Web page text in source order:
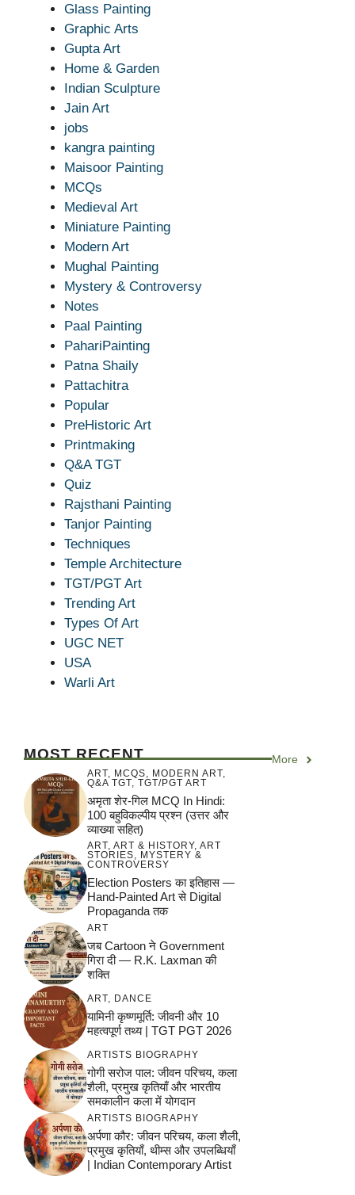
Glass Painting
Graphic Arts
Gupta Art
Home & Garden
Indian Sculpture
Jain Art
jobs
kangra painting
Maisoor Painting
MCQs
Medieval Art
Miniature Painting
Modern Art
Mughal Painting
Mystery & Controversy
Notes
Paal Painting
PahariPainting
Patna Shaily
Pattachitra
Popular
PreHistoric Art
Printmaking
Q&A TGT
Quiz
Rajsthani Painting
Tanjor Painting
Techniques
Temple Architecture
TGT/PGT Art
Trending Art
Types Of Art
UGC NET
USA
Warli Art
MOST RECENT More
ART, MCQS, MODERN ART,
Q&A TGT, TGT/PGT ART
अमृता शेर-गिल MCQ In Hindi:
100 बहुविकल्पीय प्रश्न (उत्तर और
व्याख्या सहित)
ART, ART & HISTORY, ART
STORIES, MYSTERY &
CONTROVERSY
Election Posters का इतिहास —
Hand-Painted Art से Digital
Propaganda तक
ART
जब Cartoon ने Government
गिरा दी — R.K. Laxman की
शक्ति
ART DANCE
यामिनी कृष्णमूर्ति: जीवनी और 10
महत्वपूर्ण तथ्य | TGT PGT 2026
ARTISTS BIOGRAPHY
गोगी सरोज पाल: जीवन परिचय, कला
शैली, प्रमुख कृतियाँ और भारतीय
समकालीन कला में योगदान
ARTISTS BIOGRAPHY
अर्पणा कौर: जीवन परिचय, कला शैली,
प्रमुख कृतियाँ, थीम्स और उपलब्धियाँ
| Indian Contemporary Artist